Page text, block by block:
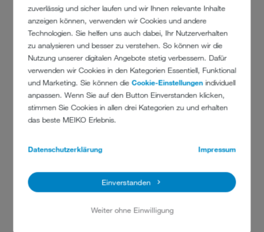
zuverlässig und sicher laufen und wir Ihnen relevante Inhalte
anzeigen können, verwenden wir Cookies und andere
Technologien. Sie helfen uns auch dabei, Ihr Nutzerverhalten
zu analysieren und besser zu verstehen. So können wir die
Nutzung unserer digitalen Angebote stetig verbessern. Dafür
verwenden wir Cookies in den Kategorien Essentiell, Funktional
und Marketing. Sie können dieCookie-Einstellungenindividuell
anpassen. Wenn Sie auf den Button Einverstanden klicken,
stimmen Sie Cookies in allen drei Kategorien zu und erhalten
das beste MEIKO Erlebnis.
Datenschutzerklärung Impressum
Einverstanden
Weiter ohne Einwilligung
Drehbewegungen wurden vermindert
Lastenbewegungen erfolgen ergonomischer
kurze Laufwege für das Personal
gutes Arbeiten auch in Spitzenphase möglich
kaum noch Tablettstaus auf den Rückgabebändern